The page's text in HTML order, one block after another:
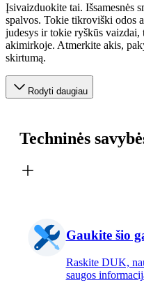
Įsivaizduokite tai. Išsamesnės
spalvos. Tokie tikroviški odos
judesys ir tokie ryškūs vaizdai,
akimirkoje. Atmerkite akis,
skirtumą.
Rodyti daugiau
Techninės
Gaukite šio
Raskite DUK,
saugos